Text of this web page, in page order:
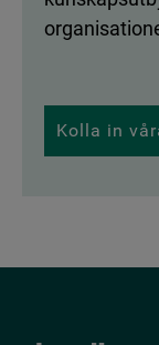
Kolla in